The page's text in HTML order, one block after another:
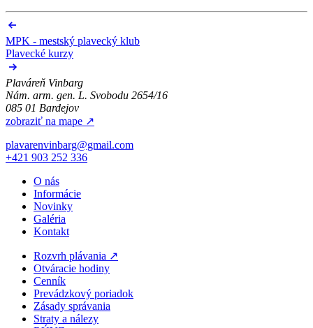
MPK - mestský plavecký klub
Plavecké kurzy
Plaváreň Vinbarg
Nám. arm. gen. L. Svobodu 2654/16
085 01 Bardejov
zobraziť na mape ↗
plavarenvinbarg@gmail.com
+421 903 252 336
O nás
Informácie
Novinky
Galéria
Kontakt
Rozvrh plávania ↗
Otváracie hodiny
Cenník
Prevádzkový poriadok
Zásady správania
Straty a nálezy